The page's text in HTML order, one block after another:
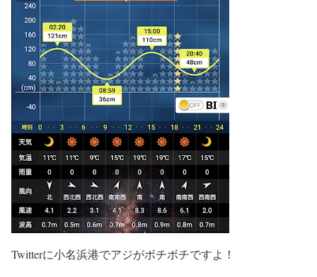
Twitterに小名浜港でアジがボチボチですよ！